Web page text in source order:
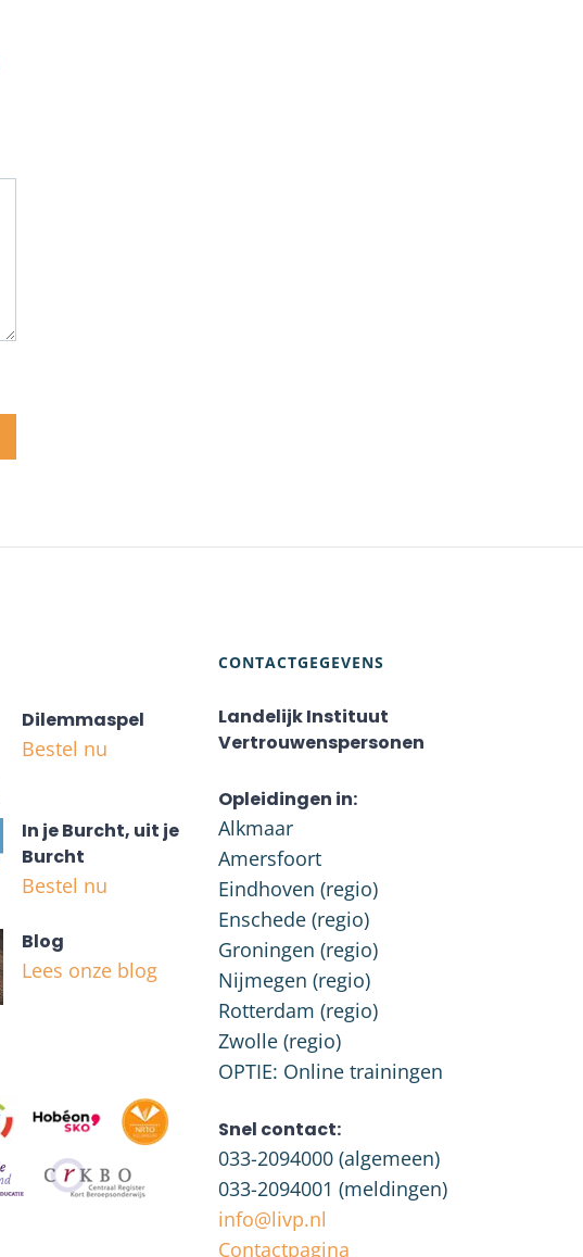
Dilemmaspel
Bestel nu
In je Burcht, uit je
Burcht
Bestel nu
Blog
Lees onze blog
CONTACTGEGEVENS
Landelijk Instituut
Vertrouwenspersonen
Opleidingen in:
Alkmaar
Amersfoort
Eindhoven (regio)
Enschede (regio)
Groningen (regio)
Nijmegen (regio)
Rotterdam (regio)
Zwolle (regio)
OPTIE: Online trainingen
Snel contact:
033-2094000 (algemeen)
033-2094001 (meldingen)
info@livp.nl
Contactpagina